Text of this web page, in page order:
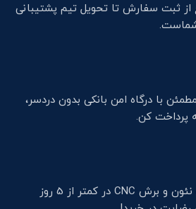
ثبت سفارش تا تحویل تیم پشتیبانی
با درگاه امن بانکی بدون دردسر،
پرداخت کن.
ارسال سفارشات نئون و برش CNC در کمتر از 5 روز